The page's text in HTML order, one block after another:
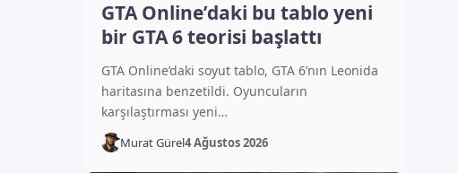
GTA Online’daki bu tablo yeni
bir GTA 6 teorisi başlattı
GTA Online’daki soyut tablo, GTA 6’nın Leonida
haritasına benzetildi. Oyuncuların
karşılaştırması yeni…
Murat Gürel4 Ağustos 2026